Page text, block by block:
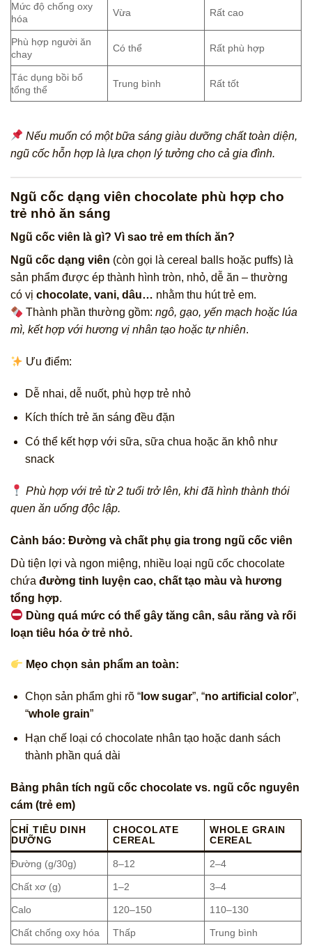
Mức độ chống oxy
hóa
Vừa Rất cao
Phù hợp người ăn
chay
Có thể Rất phù hợp
Tác dụng bồi bổ
tổng thể
Trung bình Rất tốt
Nếu muốn có một bữa sáng giàu dưỡng chất toàn diện,
ngũ cốc hỗn hợp là lựa chọn lý tưởng cho cả gia đình.
Ngũ cốc dạng viên chocolate phù hợp cho
trẻ nhỏ ăn sáng
Ngũ cốc viên là gì? Vì sao trẻ em thích ăn?
Ngũ cốc dạng viên (còn gọi là cereal balls hoặc puffs) là
sản phẩm được ép thành hình tròn, nhỏ, dễ ăn – thường
có vị chocolate, vani, dâu… nhằm thu hút trẻ em.
Thành phần thường gồm:ngô, gạo, yến mạch hoặc lúa
mì, kết hợp với hương vị nhân tạo hoặc tự nhiên.
Ưu điểm:
Dễ nhai, dễ nuốt, phù hợp trẻ nhỏ
Kích thích trẻ ăn sáng đều đặn
Có thể kết hợp với sữa, sữa chua hoặc ăn khô như
snack
Phù hợp với trẻ từ 2 tuổi trở lên, khi đã hình thành thói
quen ăn uống độc lập.
Cảnh báo: Đường và chất phụ gia trong ngũ cốc viên
Dù tiện lợi và ngon miệng, nhiều loại ngũ cốc chocolate
chứa đường tinh luyện cao, chất tạo màu và hương
tổng hợp.
Dùng quá mức có thể gây tăng cân, sâu răng và rối
loạn tiêu hóa ở trẻ nhỏ.
Mẹo chọn sản phẩm an toàn:
Chọn sản phẩm ghi rõ “low sugar”, “no artificial color”,
“whole grain”
Hạn chế loại có chocolate nhân tạo hoặc danh sách
thành phần quá dài
Bảng phân tích ngũ cốc chocolate vs. ngũ cốc nguyên
cám (trẻ em)
CHỈ TIÊU DINH
DƯỠNG
CHOCOLATE
CEREAL
WHOLE GRAIN
CEREAL
Đường (g/30g) 8–12 2–4
Chất xơ (g) 1–2 3–4
Calo 120–150 110–130
Chất chống oxy hóa Thấp Trung bình